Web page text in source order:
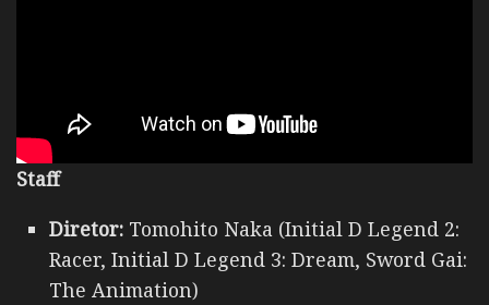
Staff
Diretor: Tomohito Naka (Initial D Legend 2:
Racer, Initial D Legend 3: Dream, Sword Gai:
The Animation)